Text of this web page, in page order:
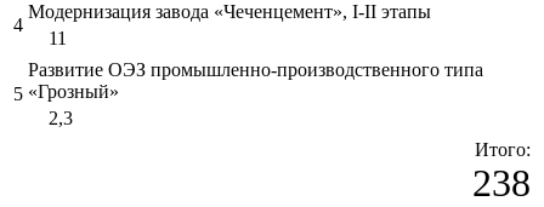
4
Модернизация завода «Чеченцемент», I-II этапы
11
5
Развитие ОЭЗ промышленно-производственного типа
«Грозный»
2,3
Итого:
238